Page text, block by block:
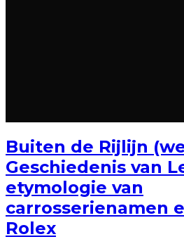
Buiten de Rijlijn
Geschiedenis van
etymologie van
carrosserienamen
Rolex